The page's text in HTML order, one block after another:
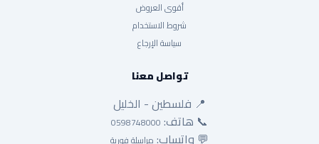
أقوى العروض
شروط الاستخدام
سياسة الإرجاع
تواصل معنا
📍 فلسطين - الخليل
📞 هاتف: 0598748000
💬 واتساب: مراسلة فورية